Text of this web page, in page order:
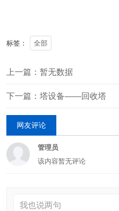
标签： 全部
上一篇：暂无数据
下一篇：塔设备——回收塔
网友评论
管理员
该内容暂无评论